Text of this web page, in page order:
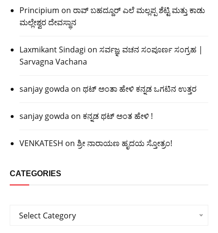
Principium on ರಾವ್ ಬಹದ್ದೂರ್ ಎಲೆ ಮಲ್ಲಪ್ಪ ಶೆಟ್ಟಿ ಮತ್ತು ಕಾಡು
ಮಲ್ಲೇಶ್ವರ ದೇವಸ್ಥಾನ
Laxmikant Sindagi on ಸರ್ವಜ್ಞ ವಚನ ಸಂಪೂರ್ಣ ಸಂಗ್ರಹ |
Sarvagna Vachana
sanjay gowda on ಥಟ್ ಅಂತಾ ಹೇಳಿ ಕನ್ನಡ ಒಗಟಿನ ಉತ್ತರ
sanjay gowda on ಕನ್ನಡ ಥಟ್ ಅಂತ ಹೇಳಿ !
VENKATESH on ಶ್ರೀ ನಾರಾಯಣ ಹೃದಯ ಸ್ತೋತ್ರಂ!
CATEGORIES
Categories
Select Category